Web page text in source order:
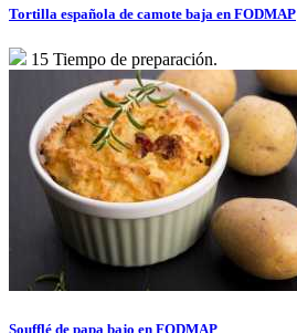
Tortilla española de camote baja en FODMAP
15 Tiempo de preparación.
Soufflé de papa bajo en FODMAP